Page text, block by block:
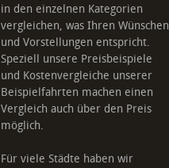
in den einzelnen Kategorien
vergleichen, was Ihren Wünschen
und Vorstellungen entspricht.
Speziell unsere Preisbeispiele
und Kostenvergleiche unserer
Beispielfahrten machen einen
Vergleich auch über den Preis
möglich.
Für viele Städte haben wir